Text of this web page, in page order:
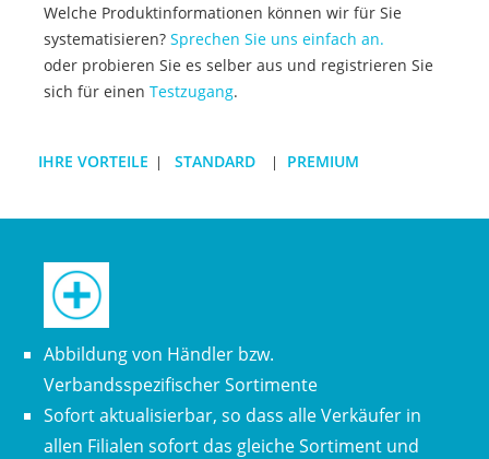
Welche Produktinformationen können wir für Sie
systematisieren? Sprechen Sie uns einfach an.
oder probieren Sie es selber aus und registrieren Sie
sich für einen Testzugang.
IHRE VORTEILE | STANDARD | PREMIUM
Abbildung von Händler bzw.
Verbandsspezifischer Sortimente
Sofort aktualisierbar, so dass alle Verkäufer in
allen Filialen sofort das gleiche Sortiment und